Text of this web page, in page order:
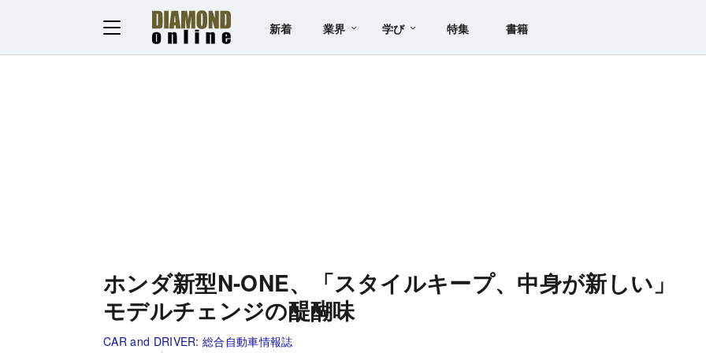
新着 業界 学び 特集 書籍
ホンダ新型N-ONE、「スタイルキープ、中身が新しい」
モデルチェンジの醍醐味
CAR and DRIVER:総合自動車情報誌